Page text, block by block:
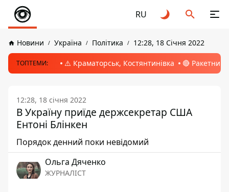
RU
Новини Україна Політика 12:28, 18 Січня 2022
ТОПТЕМИ: ⚠️ Краматорськ, Костянтинівка 🔴 Ракетний
12:28, 18 січня 2022
В Україну приїде держсекретар США
Ентоні Блінкен
Порядок денний поки невідомий
Ольга Дяченко
ЖУРНАЛІСТ